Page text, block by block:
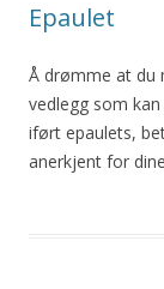
Epaulet
Å drømme at du
vedlegg som
iført epaulets,
anerkjent for